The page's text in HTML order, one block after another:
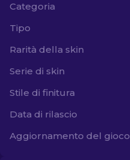
Categoria
Tipo
Rarità della skin
Serie di skin
Stile di finitura
Data di rilascio
Aggiornamento del gioco